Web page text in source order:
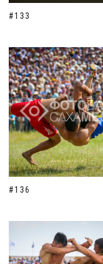
#133
#136